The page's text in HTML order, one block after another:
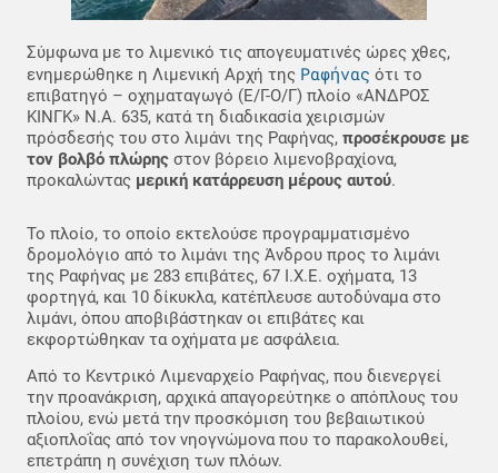
Σύμφωνα με το λιμενικό τις απογευματινές ώρες χθες,
ενημερώθηκε η Λιμενική Αρχή της Ραφήνας ότι το
επιβατηγό – οχηματαγωγό (Ε/Γ-Ο/Γ) πλοίο «ΑΝΔΡΟΣ
ΚΙΝΓΚ» Ν.Α. 635, κατά τη διαδικασία χειρισμών
πρόσδεσής του στο λιμάνι της Ραφήνας, προσέκρουσε με
τον βολβό πλώρης στον βόρειο λιμενοβραχίονα,
προκαλώντας μερική κατάρρευση μέρους αυτού.
Το πλοίο, το οποίο εκτελούσε προγραμματισμένο
δρομολόγιο από το λιμάνι της Άνδρου προς το λιμάνι
της Ραφήνας με 283 επιβάτες, 67 Ι.Χ.Ε. οχήματα, 13
φορτηγά, και 10 δίκυκλα, κατέπλευσε αυτοδύναμα στο
λιμάνι, όπου αποβιβάστηκαν οι επιβάτες και
εκφορτώθηκαν τα οχήματα με ασφάλεια.
Από το Κεντρικό Λιμεναρχείο Ραφήνας, που διενεργεί
την προανάκριση, αρχικά απαγορεύτηκε ο απόπλους του
πλοίου, ενώ μετά την προσκόμιση του βεβαιωτικού
αξιοπλοΐας από τον νηογνώμονα που το παρακολουθεί,
επετράπη η συνέχιση των πλόων.